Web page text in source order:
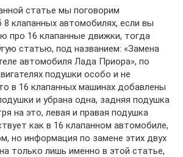
статье мы поговорим
клапанных автомобилях, если вы
про 16 клапанные движки, тогда
статью, под названием: «Замена
автомобиля Лада Приора», по
подушки особо и не
в 16 клапанных машинах добавлены
и убрана одна, задняя подушка
на это, левая и правая подушка
как в 16 клапанном автомобиле,
но информация по замене этих двух
только лишь именно в этой статье,